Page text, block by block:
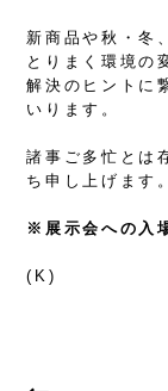
新商品や秋・冬
とりまく環境の
解決のヒントに
いります。
諸事ご多忙とは
ち申し上げます。
※展示会への入
(K)